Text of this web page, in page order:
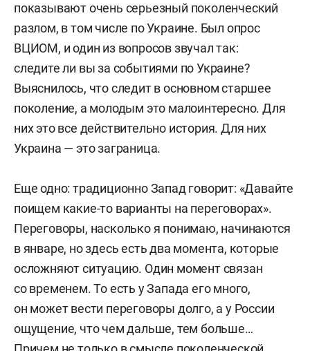
показывают очень серьезный поколенческий
разлом, в том числе по Украине. Был опрос
ВЦИОМ, и один из вопросов звучал так:
следите ли вы за событиями по Украине?
Выяснилось, что следит в основном старшее
поколение, а молодым это малоинтересно. Для
них это все действительно история. Для них
Украина — это заграница.
Еще одно: традиционно Запад говорит: «Давайте
поищем какие-то варианты на переговорах».
Переговоры, насколько я понимаю, начинаются
в январе, но здесь есть два момента, которые
осложняют ситуацию. Один момент связан
со временем. То есть у Запада его много,
он может вести переговоры долго, а у России
ощущение, что чем дальше, тем больше…